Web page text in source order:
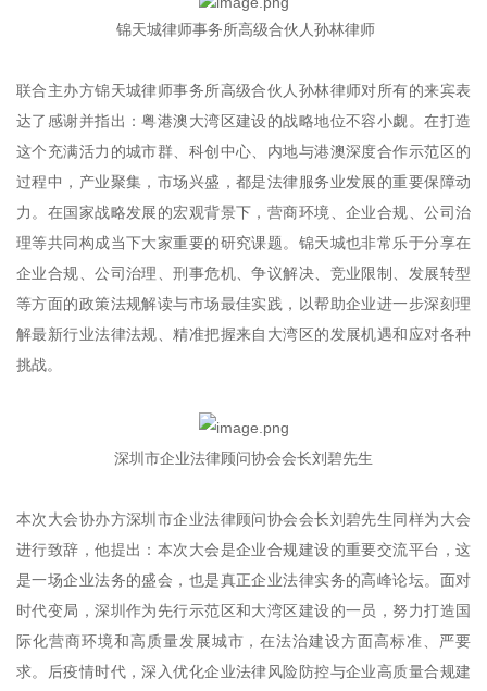
锦天城律师事务所高级合伙人孙林律师
联合主办方锦天城律师事务所高级合伙人孙林律师对所有的来宾表
达了感谢并指出：粤港澳大湾区建设的战略地位不容小觑。在打造
这个充满活力的城市群、科创中心、内地与港澳深度合作示范区的
过程中，产业聚集，市场兴盛，都是法律服务业发展的重要保障动
力。在国家战略发展的宏观背景下，营商环境、企业合规、公司治
理等共同构成当下大家重要的研究课题。锦天城也非常乐于分享在
企业合规、公司治理、刑事危机、争议解决、竞业限制、发展转型
等方面的政策法规解读与市场最佳实践，以帮助企业进一步深刻理
解最新行业法律法规、精准把握来自大湾区的发展机遇和应对各种
挑战。
深圳市企业法律顾问协会会长刘碧先生
本次大会协办方深圳市企业法律顾问协会会长刘碧先生同样为大会
进行致辞，他提出：本次大会是企业合规建设的重要交流平台，这
是一场企业法务的盛会，也是真正企业法律实务的高峰论坛。面对
时代变局，深圳作为先行示范区和大湾区建设的一员，努力打造国
际化营商环境和高质量发展城市，在法治建设方面高标准、严要
求。后疫情时代，深入优化企业法律风险防控与企业高质量合规建